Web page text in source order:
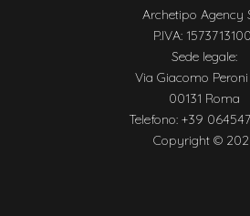
Archetipo Agency
P.IVA:
Sede legale:
Via Giacomo Peroni
00131 Roma
Telefono: +39
Copyright ©